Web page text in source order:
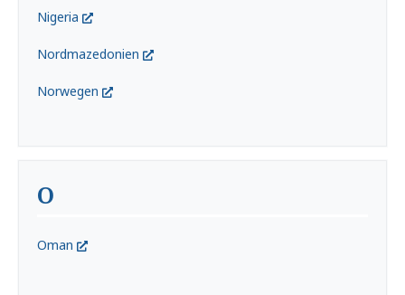
Nigeria
Nordmazedonien
Norwegen
O
Oman